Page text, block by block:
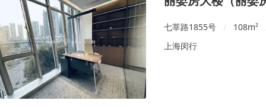
七莘路1855号 / 108m²
上海闵行